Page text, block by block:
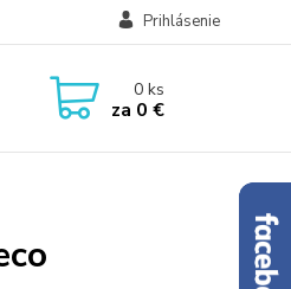
Prihlásenie
0ks
za 0 €